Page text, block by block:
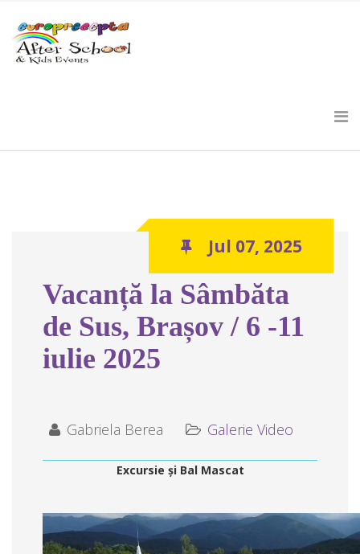
Vacanță la Sâmbăta
de Sus, Brașov / 6 -11
iulie 2025
Jul 07, 2025
Gabriela Berea Galerie Video
Excursie și Bal Mascat